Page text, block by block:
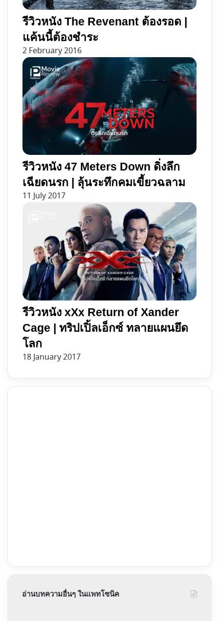
รีวิวหนัง The Revenant ต้องรอด |
แค้นนี้ต้องชำระ
2 February 2016
รีวิวหนัง 47 Meters Down ดิ่งลึก
เฉียดนรก | ลุ้นระทึกคมเขี้ยวฉลาม
11 July 2017
รีวิวหนัง xXx Return of Xander
Cage | ทริปเปิ้ลเอ็กซ์ ทลายแผนยึด
โลก
18 January 2017
อ่านบทความอื่นๆ ในแพทโซนิค